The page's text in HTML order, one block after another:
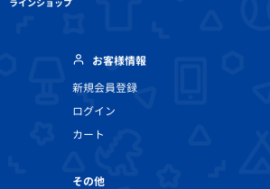
ラインショップ
お客様情報
新規会員登録
ログイン
カート
その他